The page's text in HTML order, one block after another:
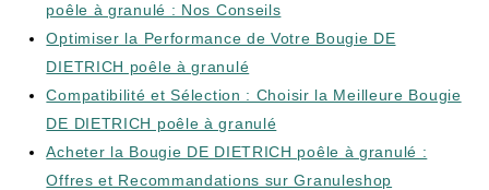
poêle à granulé : Nos Conseils
Optimiser la Performance de Votre Bougie DE
DIETRICH poêle à granulé
Compatibilité et Sélection : Choisir la Meilleure Bougie
DE DIETRICH poêle à granulé
Acheter la Bougie DE DIETRICH poêle à granulé :
Offres et Recommandations sur Granuleshop